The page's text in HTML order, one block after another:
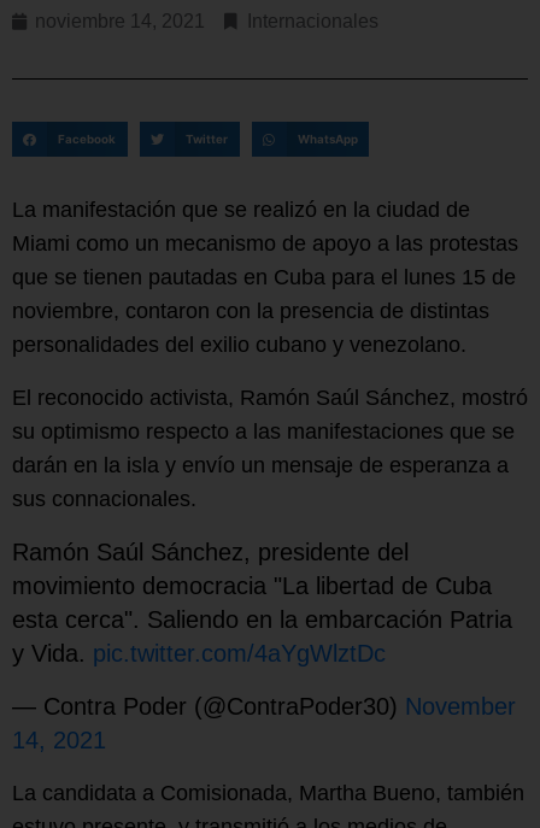
noviembre 14, 2021 Internacionales
Facebook Twitter WhatsApp
La manifestación que se realizó en la ciudad de
Miami como un mecanismo de apoyo a las protestas
que se tienen pautadas en Cuba para el lunes 15 de
noviembre, contaron con la presencia de distintas
personalidades del exilio cubano y venezolano.
El reconocido activista, Ramón Saúl Sánchez, mostró
su optimismo respecto a las manifestaciones que se
darán en la isla y envío un mensaje de esperanza a
sus connacionales.
Ramón Saúl Sánchez, presidente del
movimiento democracia "La libertad de Cuba
esta cerca". Saliendo en la embarcación Patria
y Vida. pic.twitter.com/4aYgWlztDc
— Contra Poder (@ContraPoder30) November
14, 2021
La candidata a Comisionada, Martha Bueno, también